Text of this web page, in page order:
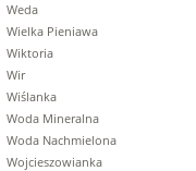
Weda
Wielka Pieniawa
Wiktoria
Wir
Wiślanka
Woda Mineralna
Woda Nachmielona
Wojcieszowianka